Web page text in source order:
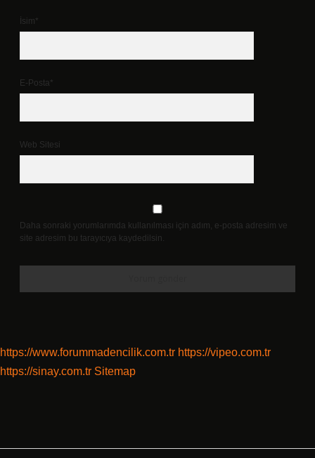
İsim*
E-Posta*
Web Sitesi
Daha sonraki yorumlarımda kullanılması için adım, e-posta adresim ve
site adresim bu tarayıcıya kaydedilsin.
https://www.forummadencilik.com.tr https://vipeo.com.tr
https://sinay.com.tr Sitemap